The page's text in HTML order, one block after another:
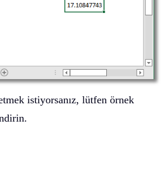
istiyorsanız, lütfen örnek